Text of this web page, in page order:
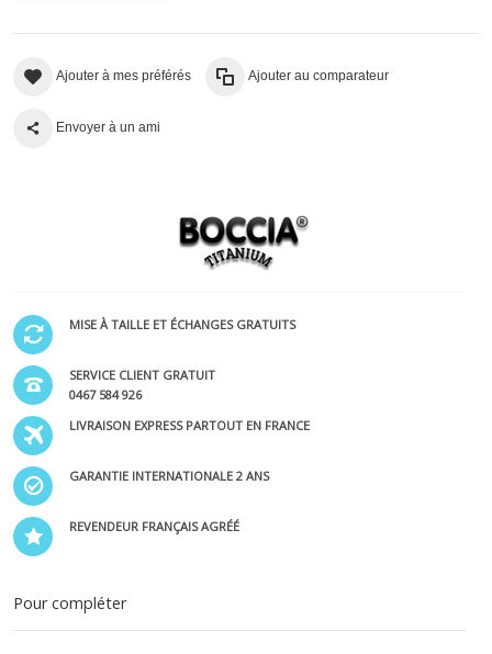
Ajouter à mes préférés Ajouter au comparateur
Envoyer à un ami
MISE À TAILLE ET ÉCHANGES GRATUITS
SERVICE CLIENT GRATUIT
0467 584 926
LIVRAISON EXPRESS PARTOUT EN FRANCE
GARANTIE INTERNATIONALE 2 ANS
REVENDEUR FRANÇAIS AGRÉÉ
Pour compléter